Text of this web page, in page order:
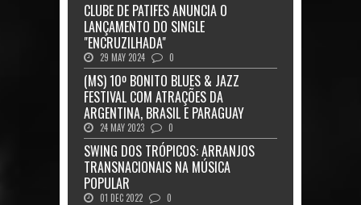
CLUBE DE PATIFES ANUNCIA O
LANÇAMENTO DO SINGLE
"ENCRUZILHADA"
29 MAY 2024 0
(MS) 10º BONITO BLUES & JAZZ
FESTIVAL COM ATRAÇÕES DA
ARGENTINA, BRASIL E PARAGUAY
24 MAY 2023 0
SWING DOS TRÓPICOS: ARRANJOS
TRANSNACIONAIS NA MÚSICA
POPULAR
01 DEC 2022 0